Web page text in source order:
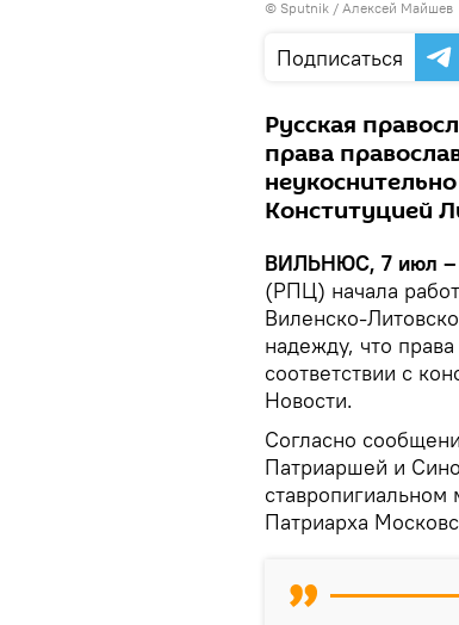
© Sputnik / Алексей Майшев
Подписаться
Русская
права
Конституцией
ВИЛЬНЮС, 7 июл –
(РПЦ) начала
Виленско-
надежду, что
соответствии с
Новости.
Согласно
Патриаршей и
Патриарха